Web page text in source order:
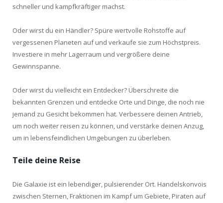
schneller und kampfkräftiger machst.
Oder wirst du ein Händler? Spüre wertvolle Rohstoffe auf
vergessenen Planeten auf und verkaufe sie zum Höchstpreis.
Investiere in mehr Lagerraum und vergrößere deine
Gewinnspanne.
Oder wirst du vielleicht ein Entdecker? Überschreite die
bekannten Grenzen und entdecke Orte und Dinge, die noch nie
jemand zu Gesicht bekommen hat. Verbessere deinen Antrieb,
um noch weiter reisen zu können, und verstärke deinen Anzug,
um in lebensfeindlichen Umgebungen zu überleben.
Teile deine Reise
Die Galaxie ist ein lebendiger, pulsierender Ort. Handelskonvois
zwischen Sternen, Fraktionen im Kampf um Gebiete, Piraten auf